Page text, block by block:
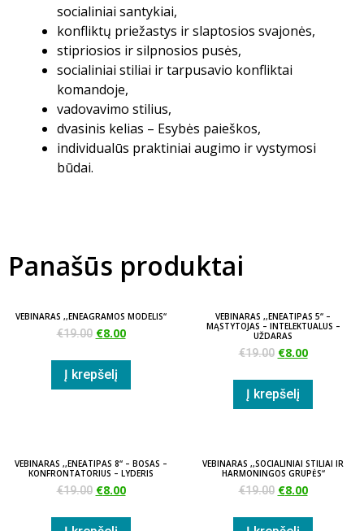
socialiniai santykiai,
konfliktų priežastys ir slaptosios svajonės,
stipriosios ir silpnosios pusės,
socialiniai stiliai ir tarpusavio konfliktai
komandoje,
vadovavimo stilius,
dvasinis kelias – Esybės paieškos,
individualūs praktiniai augimo ir vystymosi
būdai.
Panašūs produktai
VEBINARAS ,,ENEAGRAMOS MODELIS“
€19.00 €8.00
Į krepšelį
VEBINARAS ,,ENEATIPAS 5“ –
MĄSTYTOJAS – INTELEKTUALUS –
UŽDARAS
€19.00 €8.00
Į krepšelį
VEBINARAS ,,ENEATIPAS 8“ – BOSAS –
KONFRONTATORIUS – LYDERIS
€19.00 €8.00
VEBINARAS ,,SOCIALINIAI STILIAI IR
HARMONINGOS GRUPĖS“
€19.00 €8.00